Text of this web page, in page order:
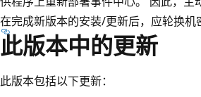
在完成新版本的安装/更新后，应轮换机
此版本中的更新
此版本包括以下更新：